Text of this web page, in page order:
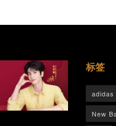
标签
adidas
New